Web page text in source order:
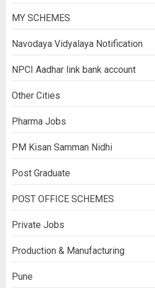
MY SCHEMES
Navodaya Vidyalaya Notification
NPCI Aadhar link bank account
Other Cities
Pharma Jobs
PM Kisan Samman Nidhi
Post Graduate
POST OFFICE SCHEMES
Private Jobs
Production & Manufacturing
Pune